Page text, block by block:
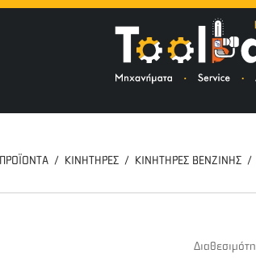
ΠΡΟΪΟΝΤΑ ΚΙΝΗΤΗΡΕΣ ΚΙΝΗΤΗΡΕΣ ΒΕΝΖΙΝΗΣ